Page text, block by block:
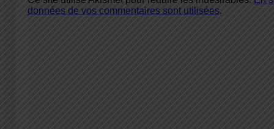
données de vos commentaires sont utilisées.